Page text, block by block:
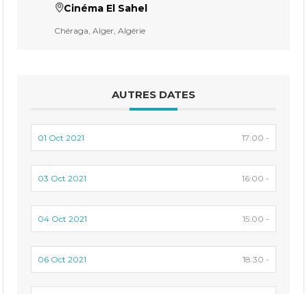
Cinéma El Sahel
Chéraga, Alger, Algérie
AUTRES DATES
01 Oct 2021 17:00 -
03 Oct 2021 16:00 -
04 Oct 2021 15:00 -
06 Oct 2021 18:30 -